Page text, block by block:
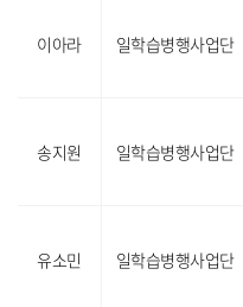
이아라 일학습병행사업단
송지원 일학습병행사업단
유소민 일학습병행사업단